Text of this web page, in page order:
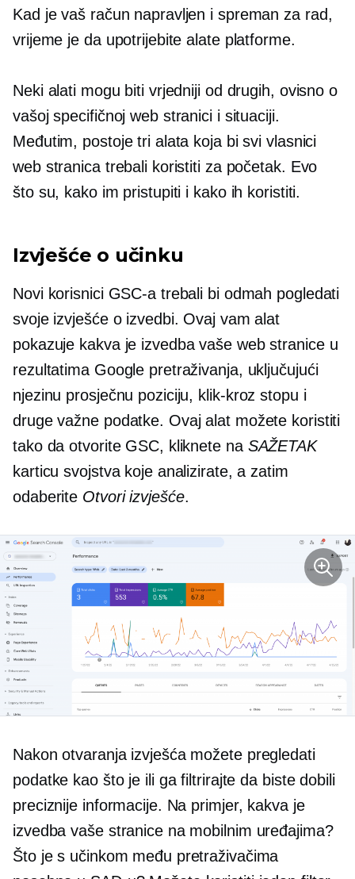
Kad je vaš račun napravljen i spreman za rad,
vrijeme je da upotrijebite alate platforme.
Neki alati mogu biti vrjedniji od drugih, ovisno o
vašoj specifičnoj web stranici i situaciji.
Međutim, postoje tri alata koja bi svi vlasnici
web stranica trebali koristiti za početak. Evo
što su, kako im pristupiti i kako ih koristiti.
Izvješće o učinku
Novi korisnici GSC-a trebali bi odmah pogledati
svoje izvješće o izvedbi. Ovaj vam alat
pokazuje kakva je izvedba vaše web stranice u
rezultatima Google pretraživanja, uključujući
njezinu prosječnu poziciju, klik-kroz stopu i
druge važne podatke. Ovaj alat možete koristiti
tako da otvorite GSC, kliknete na SAŽETAK
karticu svojstva koje analizirate, a zatim
odaberite Otvori izvješće.
Nakon otvaranja izvješća možete pregledati
podatke kao što je ili ga filtrirajte da biste dobili
preciznije informacije. Na primjer, kakva je
izvedba vaše stranice na mobilnim uređajima?
Što je s učinkom među pretraživačima